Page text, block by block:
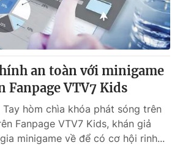
an toàn với minigame
Fanpage VTV7 Kids
Tay hòm chìa khóa phát sóng trên
Fanpage VTV7 Kids, khán giả
minigame về để có cơ hội rinh...